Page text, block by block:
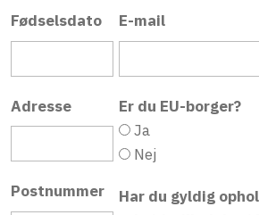
Fødselsdato
Adresse
Postnummer
E-mail
Er du EU-borger?
Ja
Nej
Har du gyldig